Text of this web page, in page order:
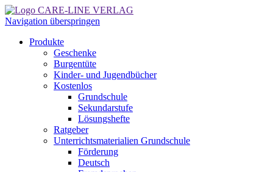
Navigation überspringen
Produkte
Geschenke
Burgentüte
Kinder- und Jugendbücher
Kostenlos
Grundschule
Sekundarstufe
Lösungshefte
Ratgeber
Unterrichtsmaterialien Grundschule
Förderung
Deutsch